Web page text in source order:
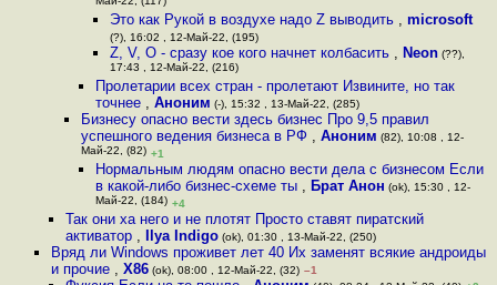
Это как Рукой в воздухе надо Z выводить ,microsoft
(?), 16:02 , 12-Май-22, (195)
Z, V, O - сразу кое кого начнет колбасить , Neon (??),
17:43 , 12-Май-22, (216)
Пролетарии всех стран - пролетают Извините, но так
точнее , Аноним (-), 15:32 , 13-Май-22, (285)
Бизнесу опасно вести здесь бизнес Про 9,5 правил
успешного ведения бизнеса в РФ , Аноним (82), 10:08 , 12-
Май-22, (82) +1
Нормальным людям опасно вести дела с бизнесом Если
в какой-либо бизнес-схеме ты , Брат Анон (ok), 15:30 , 12-
Май-22, (184) +4
Так они ха него и не плотят Просто ставят пиратский
активатор , Ilya Indigo (ok), 01:30 , 13-Май-22, (250)
Вряд ли Windows проживет лет 40 Их заменят всякие андроиды
и прочие , X86(ok), 08:00 , 12-Май-22, (32) –1